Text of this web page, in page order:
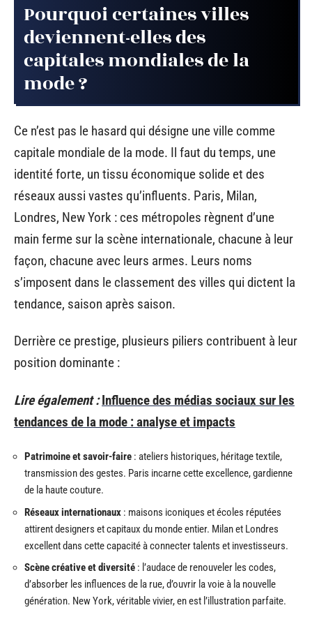
Pourquoi certaines villes
deviennent-elles des
capitales mondiales de la
mode ?
Ce n’est pas le hasard qui désigne une ville comme
capitale mondiale de la mode. Il faut du temps, une
identité forte, un tissu économique solide et des
réseaux aussi vastes qu’influents. Paris, Milan,
Londres, New York : ces métropoles règnent d’une
main ferme sur la scène internationale, chacune à leur
façon, chacune avec leurs armes. Leurs noms
s’imposent dans le classement des villes qui dictent la
tendance, saison après saison.
Derrière ce prestige, plusieurs piliers contribuent à leur
position dominante :
Lire également : Influence des médias sociaux sur les
tendances de la mode : analyse et impacts
Patrimoine et savoir-faire : ateliers historiques, héritage textile,
transmission des gestes. Paris incarne cette excellence, gardienne
de la haute couture.
Réseaux internationaux : maisons iconiques et écoles réputées
attirent designers et capitaux du monde entier. Milan et Londres
excellent dans cette capacité à connecter talents et investisseurs.
Scène créative et diversité : l’audace de renouveler les codes,
d’absorber les influences de la rue, d’ouvrir la voie à la nouvelle
génération. New York, véritable vivier, en est l’illustration parfaite.